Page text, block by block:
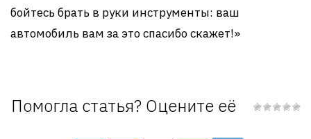
бойтесь брать в руки инструменты: ваш
автомобиль вам за это спасибо скажет!»
Помогла статья? Оцените её